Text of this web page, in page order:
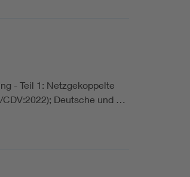
- Teil 1: Netzgekoppelte
Deutsche und …